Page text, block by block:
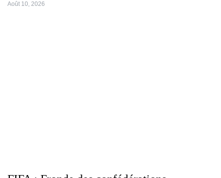
Août 10, 2026